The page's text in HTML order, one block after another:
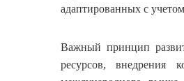
адаптированных с
Важный принцип
ресурсов, внедрения